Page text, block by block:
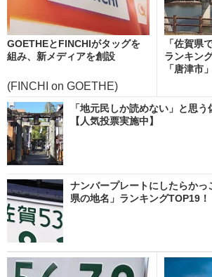
GOETHEとFINCHIがタッグを
組み、新メディアを創設
(FINCHI on GOETHE)
「佐賀県
ランキン
「唐津市
「地元民しか読めない」と思
【人気投票実施中】
ナンバープレートにしたらかっ
県の地名」ランキングTOP19